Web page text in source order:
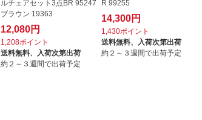
ルチェアセット3点BR 95247
ブラウン 19363
12,080円
1,208ポイント
送料無料、
入荷次第出荷
約２～３週間で出荷予定
R 99255
14,300円
1,430ポイント
送料無料、
入荷次第出荷
約２～３週間で出荷予定